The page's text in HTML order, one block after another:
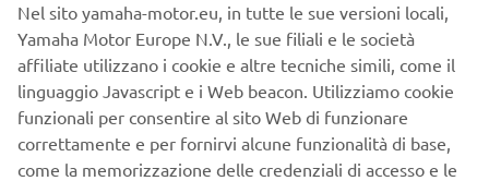
l'obbligo di ridurre i consumi energetici del 5% per un
periodo di cinque anni alle fabbriche designate per la
gestione energetica. Ciò significa che ci siamo posti
l'obiettivo di raggiungere la neutralità del carbonio
all'incirca tre volte più velocemente di prima. (Cifre per il
Giappone)
Nel sito yamaha-motor.eu, in tutte le sue versioni locali,
Yamaha Motor Europe N.V., le sue filiali e le società
affiliate utilizzano i cookie e altre tecniche simili, come il
linguaggio Javascript e i Web beacon. Utilizziamo cookie
funzionali per consentire al sito Web di funzionare
correttamente e per fornirvi alcune funzionalità di base,
come la memorizzazione delle credenziali di accesso e le